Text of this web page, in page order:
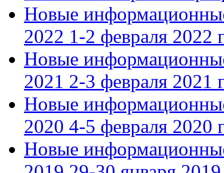
Новые
2022 1-2 февраля 2022
Новые
2021 2-3 февраля 2021
Новые
2020 4-5 февраля 2020
Новые